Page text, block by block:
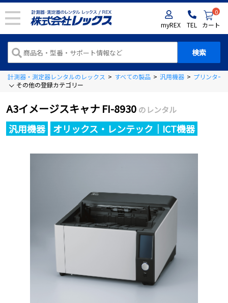
myREX TEL
0
カート
計測器・測定器レンタルのレックス > すべての製品 > 汎用機器 > プリンター
その他の登録カテゴリー
A3イメージスキャナ FI-8930 のレンタル
汎用機器 オリックス・レンテック｜ICT機器